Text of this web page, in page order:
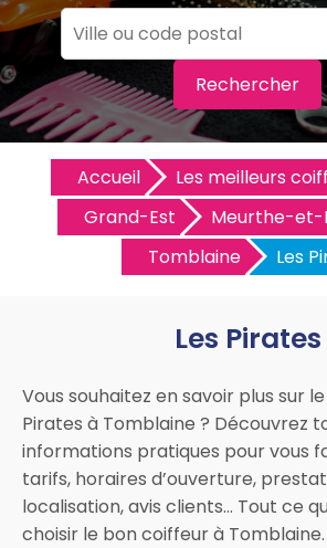
Rechercher
Accueil
Les meilleurs
Grand-Est
Meurthe-et-
Tomblaine
Les
Les Pirates
Vous souhaitez en savoir plus sur
Pirates à Tomblaine ? Découvrez
informations pratiques pour vous
tarifs, horaires d’ouverture,
localisation, avis clients… Tout ce
choisir le bon coiffeur à Tomblaine.